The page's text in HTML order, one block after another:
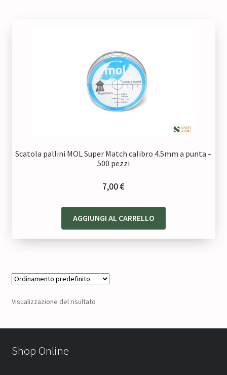
Scatola pallini MOL Super Match calibro 4.5mm a punta –
500 pezzi
7,00€
AGGIUNGI AL CARRELLO
Visualizzazione del risultato
Shop Online